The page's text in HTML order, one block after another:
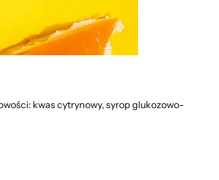
kwas cytrynowy, syrop glukozowo-